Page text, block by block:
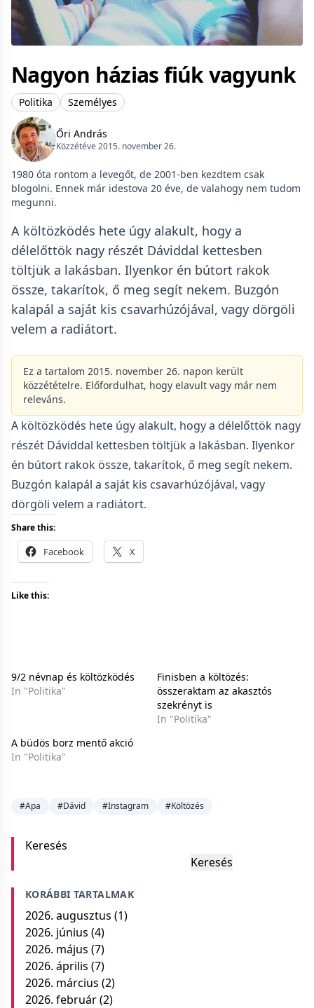
Nagyon házias fiúk vagyunk
Politika Személyes
Őri András
Közzétéve 2015. november 26.
1980 óta rontom a levegőt, de 2001-ben kezdtem csak
blogolni. Ennek már idestova 20 éve, de valahogy nem tudom
megunni.
A költözködés hete úgy alakult, hogy a
délelőttök nagy részét Dáviddal kettesben
töltjük a lakásban. Ilyenkor én bútort rakok
össze, takarítok, ő meg segít nekem. Buzgón
kalapál a saját kis csavarhúzójával, vagy dörgöli
velem a radiátort.
Ez a tartalom 2015. november 26. napon került
közzétételre. Előfordulhat, hogy elavult vagy már nem
releváns.
A költözködés hete úgy alakult, hogy a délelőttök nagy
részét Dáviddal kettesben töltjük a lakásban. Ilyenkor
én bútort rakok össze, takarítok, ő meg segít nekem.
Buzgón kalapál a saját kis csavarhúzójával, vagy
dörgöli velem a radiátort.
Share this:
Facebook X
Like this:
9/2 névnap és költözködés
In "Politika"
Finisben a költözés:
összeraktam az akasztós
szekrényt is
In "Politika"
A büdös borz mentő akció
In "Politika"
#Apa #Dávid #Instagram #Költözés
Keresés
Keresés
KORÁBBI TARTALMAK
2026. augusztus (1)
2026. június (4)
2026. május (7)
2026. április (7)
2026. március (2)
2026. február(2)